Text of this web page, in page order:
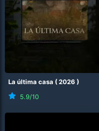
La última casa (2026 )
5.9/10